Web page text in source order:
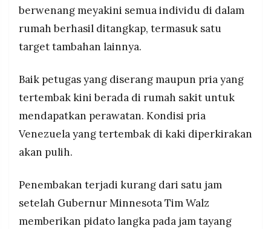
berwenang meyakini semua individu di dalam
rumah berhasil ditangkap, termasuk satu
target tambahan lainnya.
Baik petugas yang diserang maupun pria yang
tertembak kini berada di rumah sakit untuk
mendapatkan perawatan. Kondisi pria
Venezuela yang tertembak di kaki diperkirakan
akan pulih.
Penembakan terjadi kurang dari satu jam
setelah Gubernur Minnesota Tim Walz
memberikan pidato langka pada jam tayang